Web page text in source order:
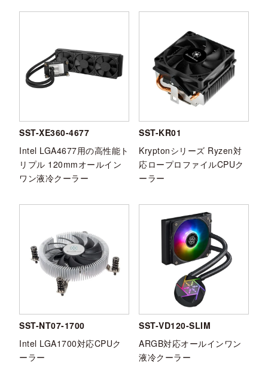
SST-XE360-4677
Intel LGA4677用の高性能ト
リプル 120mmオールイン
ワン液冷クーラー
SST-KR01
Kryptonシリーズ Ryzen対
応ロープロファイルCPUク
ーラー
SST-NT07-1700
Intel LGA1700対応CPUク
ーラー
SST-VD120-SLIM
ARGB対応オールインワン
液冷クーラー